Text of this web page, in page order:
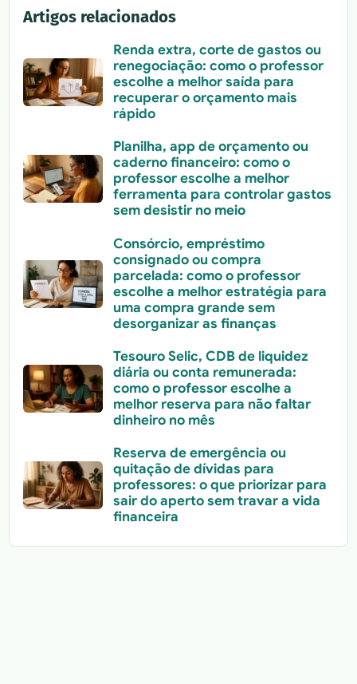
Artigos relacionados
Renda extra, corte de gastos ou
renegociação: como o professor
escolhe a melhor saída para
recuperar o orçamento mais
rápido
Planilha, app de orçamento ou
caderno financeiro: como o
professor escolhe a melhor
ferramenta para controlar gastos
sem desistir no meio
Consórcio, empréstimo
consignado ou compra
parcelada: como o professor
escolhe a melhor estratégia para
uma compra grande sem
desorganizar as finanças
Tesouro Selic, CDB de liquidez
diária ou conta remunerada:
como o professor escolhe a
melhor reserva para não faltar
dinheiro no mês
Reserva de emergência ou
quitação de dívidas para
professores: o que priorizar para
sair do aperto sem travar a vida
financeira